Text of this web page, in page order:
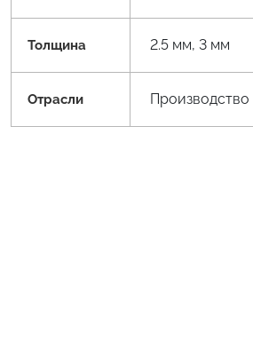
Толщина 2.5 мм, 3 мм
Отрасли